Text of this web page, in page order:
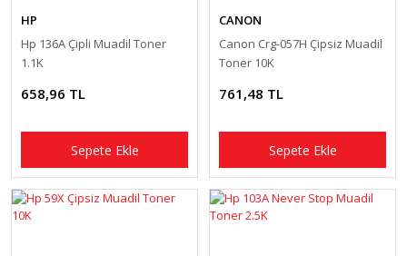
HP
Hp 136A Çipli Muadil Toner
1.1K
658,96 TL
Sepete Ekle
CANON
Canon Crg-057H Çipsiz Muadil
Toner 10K
761,48 TL
Sepete Ekle